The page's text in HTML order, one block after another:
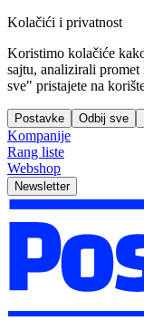
Kolačići i privatnost
Koristimo kolačiće
sajtu, analizirali
sve" pristajete na
Postavke Odbij sve
Kompanije
Rang liste
Webshop
Newsletter